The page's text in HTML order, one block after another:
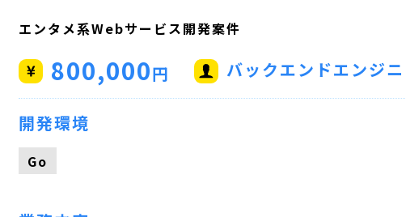
エンタメ系Webサービス開発案件
800,000円 バックエンドエンジ
開発環境
Go